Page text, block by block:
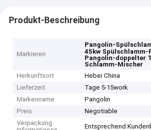
Produkt-Beschreibung
Markieren
Pangolin-
45kw Spülschlamm-
Pangolin-doppelter
Schlamm-Mischer
Herkunftsort
Hebei China
Lieferzeit
Tage 5-15work
Markenname
Pangolin
Preis
Negotiable
Verpackung
Entsprechend